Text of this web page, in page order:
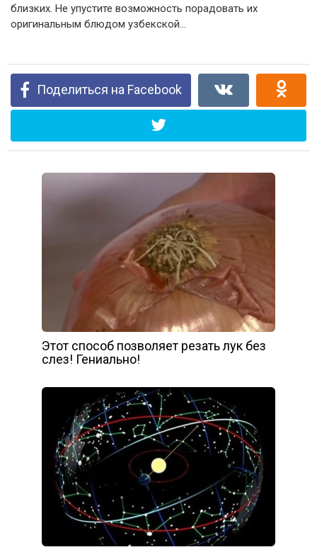
близких. Не упустите возможность порадовать их
оригинальным блюдом узбекской…
Поделиться на Facebook
Этот способ позволяет резать лук без
слез! Гениально!